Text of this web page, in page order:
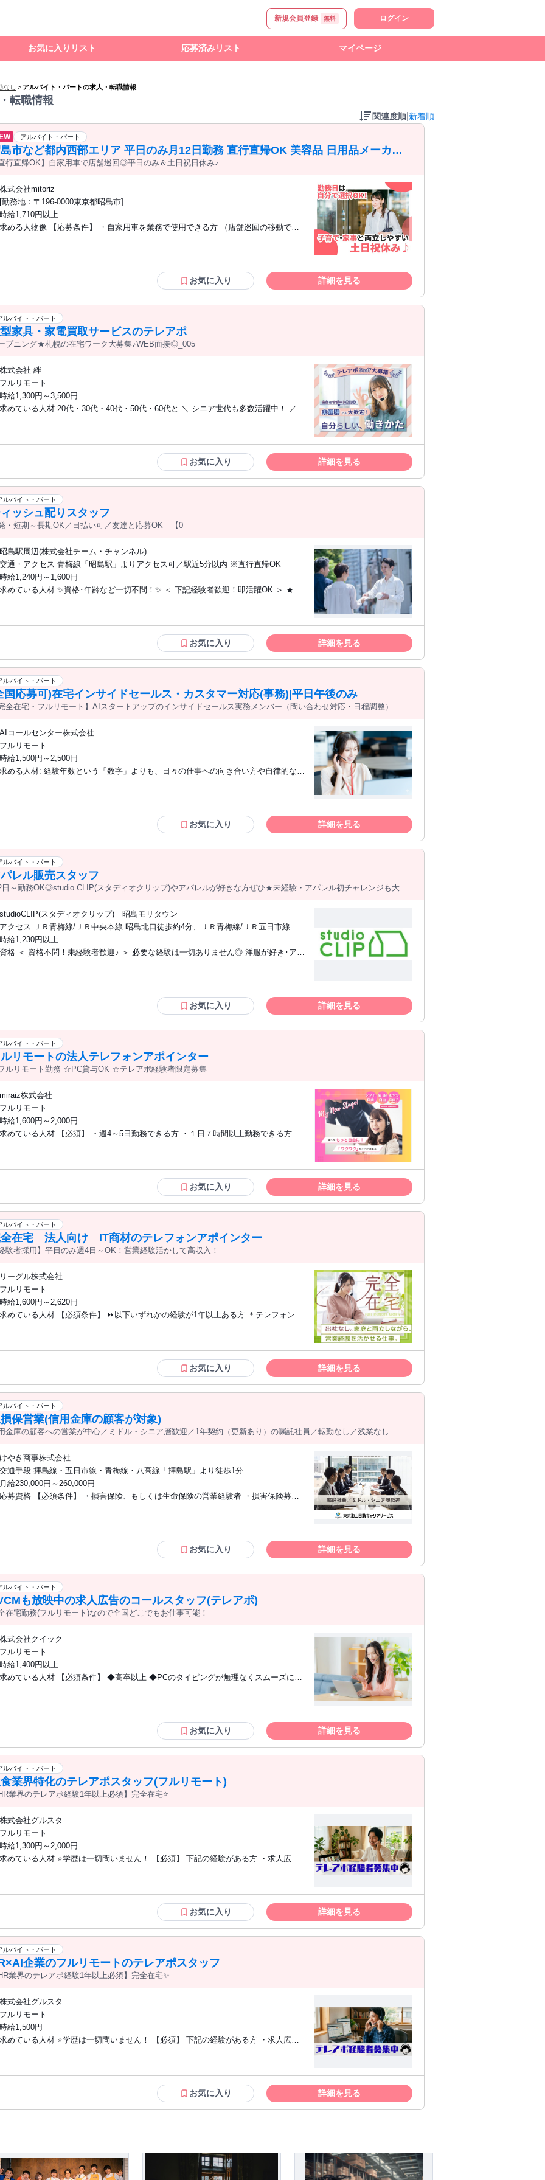
新規会員登録 無料 ログイン
お気に入りリスト 応募済みリスト マイページ
なし > アルバイト・パートの求人・転職情報
転職情報
関連度順 新着順
アルバイト・パート
市など都内西部エリア 平日のみ月12日勤務 直行直帰OK 美容品 日用品メーカー
巡回ラウンダー dtf
行直帰OK】自家用車で店舗巡回◎平日のみ＆土日祝日休み♪
株式会社mitoriz
[勤務地：〒196-0000東京都昭島市]
時給1,710円以上
求める人物像 【応募条件】 ・自家用車を業務で使用できる方 （店舗巡回の移動で使
す。 【こんな方におすすめ！】 ・美容商品や日用品が好きな方 ・ドラッグストアや
りや商品陳列が好きな方 ・コツコツ作業が得意な方 直行直帰の働き方なので、 家事
やプライベートと両立しながら 無理なく続けられるお仕事です。 学歴 学歴不問
お気に入り 詳細を見る
ルバイト・パート
家具・家電買取サービスのテレアポ
プニング★札幌の在宅ワーク大募集♪WEB面接◎_005
株式会社 絆
フルリモート
時給1,300円～3,500円
求めている人材 20代・30代・40代・50代・60代と ＼ シニア世代も多数活躍中！ ／ ■
い ★通勤や外出が面倒くさい ☆自分のペースで稼ぎたい ★隙間時間や、短期でも 今
システムの関係で不可となります ・SoftBank 光 ・SoftBank Air ・OCN光 ・ニューロ
光 ・Wi-Fi
お気に入り 詳細を見る
ルバイト・パート
ッシュ配りスタッフ
・短期～長期OK／日払い可／友達と応募OK 【0
昭島駅周辺(株式会社チーム・チャンネル)
交通・アクセス 青梅線「昭島駅」よりアクセス可／駅近5分以内 ※直行直帰OK
時給1,240円～1,600円
求めている人材 ✨資格･年齢など一切不問！✨ ＜ 下記経験者歓迎！即活躍OK ＞ ★街
ミューズメント･パチンコなど） ＜ こんな方におススメ！ ＞ ・サクッと手軽に稼ぎた
い ・シフトの柔軟性がいいところで働きたい ・覚えやすいシンプルな仕事がいい ・
日払いがあるところで働きたい ・友達と一緒に応募･勤務したい ・土日のみ/平日のみ
で働きたい ・駅前の通勤しやすい場所で働きたい ・履歴書無しで即面接したい ・即
勤務開始したい //////////////////////////////////////// ・学歴不問 （高卒･専門卒･短大卒･大卒
問わず歓迎） ・学生歓迎、高校生ok （短大・専門・大学など問わず） ・フリーター
歓迎 （副業･ＷワークOK） ・第二新卒歓迎 ・主婦･主夫歓迎、前職からのブランク
お気に入り 詳細を見る
ルバイト・パート
国応募可)在宅インサイドセールス・カスタマー対応(事務)|平日午後のみ
全在宅・フルリモート】AIスタートアップのインサイドセールス実務メンバー（問い合わせ対応・日程調整）
AIコールセンター株式会社
フルリモート
時給1,500円～2,500円
求める人材: 経験年数という「数字」よりも、日々の仕事への向き合い方や自律的な行
告ができる方） * マニュアル作成・業務改善の経験 ■ こんな方を求めています * 誠実
な一次対応ができる方：会社の窓口として丁寧かつ誠実なコミュニケーションが取れ
る方 * 粘り強く調整できる方：お客様の状況に寄り添い、商談化に向けた日程調整が
できる方 * 自ら改善提案ができる方：数値やログを見ながら主体的に発信できる方 ■
こんな方にピッタリの職場です * これまでの経験を活かし、工夫や裁量のある仕事に
挑戦したい方 * フルリモートでも正確なデータ入力・丁寧な事務対応に自信がある方 *
最新のITツールに触れながらチームで目標達成するのが好きな方 * 子育てや家事と両
お気に入り 詳細を見る
ルバイト・パート
レル販売スタッフ
日～勤務OK◎studio CLIP(スタディオクリップ)やアパレルが好きな方ぜひ★未経験・アパレル初チャレンジも大歓
studioCLIP(スタディオクリップ) 昭島モリタウン
アクセス ＪＲ青梅線/ＪＲ中央本線 昭島北口徒歩約4分、ＪＲ青梅線/ＪＲ五日市線 中
神北口徒歩約18分、西武拝島線/西武新宿線 西武立川南口徒歩約23分
時給1,230円以上
資格 ＜ 資格不問！未経験者歓迎♪ ＞ 必要な経験は一切ありません◎ 洋服が好き･アパ
長く活躍したい ＊アルバイトから正社員を目指したい ＊ブランク明けの仕事を探して
客・販売 ＊化粧品、コスメ、美容系の接客販売 ＊飲食店（カフェ、喫茶店、居酒屋な
ど） ＊ホテル受付、結婚式、ブライダル、 ウェディング、エステサロン関連サービス
業 ＊事務職、営業職、保険営業、コールセンター ・未経験者歓迎 ・経験者歓迎 ・学
生歓迎 ・フリーター歓迎 ・ブランクOK ・女性が活躍中の職場
お気に入り 詳細を見る
ルバイト・パート
リモートの法人テレフォンアポインター
ルリモート勤務 ☆PC貸与OK ☆テレアポ経験者限定募集
miraiz株式会社
フルリモート
時給1,600円～2,000円
求めている人材 【必須】 ・週4～5日勤務できる方 ・１日７時間以上勤務できる方 ・
迎（ポジティブアクション）
お気に入り 詳細を見る
ルバイト・パート
在宅 法人向け IT商材のテレフォンアポインター
験者採用】平日のみ週4日～OK！営業経験活かして高収入！
リーグル株式会社
フルリモート
時給1,600円～2,620円
求めている人材 【必須条件】 ⏩以下いずれかの経験が1年以上ある方 ＊テレフォンオ
との 電話対応に抵抗がない方 ⏩個人PCにて面接にご参加いただける方 （スマートフ
ォン不可） ⏩在宅勤務に必要な環境を整えられる方 ・安定したインターネット回線
に応じて有線LANの支給あり 【歓迎条件】 ⏩法人向けアウトバウンドや テレアポ経験
を活かしたい方 ⏩成果を重視し、自分の力で評価されたい方 ⏩新しい知識やスキルを
積極的に吸収し、 自己成長を目指せる方 ⏩自己管理を徹底し、 在宅でも効率的に業
務を進められる方 ⏩専門性を磨き、キャリアUPを目指す方 ⏩数値目標に対して行動
に 関わった経験がある方！ ⏩トークスクリプトの改善、 ナレッジ共有の経験がある
方！ ⏩数値や状況から課題を整理し、 仮説を立てて改善に つなげることが好きな
方！ ･━━･･━━･･━━･･━━･･━━ ╭━━━━━━━━━━━━╮ 活躍中のスタッ
フの声 ╰━━━ｖ━━━━━━━━╯ ◆入社1年半（30代後半・女性） 前職は不動産
仕事が少ない中、 地方に住みながら営業経験を活かして 高時給の仕事に挑戦できる点
か不安もありましたが、 マネージャーのフィードバックを受けながら 着実にスキルを
子どもの保育園のお迎えにも間に合い、 家庭と両立しながら働けています。 業務に慣
れてからは、 複数社の営業代行を支援したり、 プロジェクトを任せてもらえるなど、
やりがいをもって働けています。 今後はマネジメントにも挑戦しながら、 さらに成長
こちら ┗────────────┛ https://leagle.co.jp/column/category/part-time-
お気に入り 詳細を見る
ルバイト・パート
保営業(信用金庫の顧客が対象)
金庫の顧客への営業が中心／ミドル・シニア層歓迎／1年契約（更新あり）の嘱託社員／転勤なし／残業なし
けやき商事株式会社
交通手段 拝島線・五日市線・青梅線・八高線「拝島駅」より徒歩1分
月給230,000円～260,000円
応募資格 【必須条件】 ・損害保険、もしくは生命保険の営業経験者 ・損害保険募集
お気に入り 詳細を見る
ルバイト・パート
も放映中の求人広告のコールスタッフ(テレアポ)
在宅勤務(フルリモート)なので全国どこでもお仕事可能！
株式会社クイック
フルリモート
時給1,400円以上
求めている人材 【必須条件】 ◆高卒以上 ◆PCのタイピングが無理なくスムーズにで
ポ・コールセンター経験 ・カスタマーサクセス・カスタマーサポート・インサイドセ
など）での勤務経験 ◆目標や建値を追いかけることが好きな方、達成感を得るのが好
きな方
お気に入り 詳細を見る
ルバイト・パート
業界特化のテレアポスタッフ(フルリモート)
業界のテレアポ経験1年以上必須】完全在宅⭐
株式会社グルスタ
フルリモート
時給1,300円～2,000円
求めている人材 ⭐学歴は一切問いません！ 【必須】 下記の経験がある方 ・求人広告
のテレアポ テレフォンアポインター、カスタマーセンター、お客様サポート、 コール
センター、コールスタッフ、電話応対、電話案内などの経験が活かせます！
お気に入り 詳細を見る
ルバイト・パート
企業のフルリモートのテレアポスタッフ
業界のテレアポ経験1年以上必須】完全在宅✨
株式会社グルスタ
フルリモート
時給1,500円
求めている人材 ⭐学歴は一切問いません！ 【必須】 下記の経験がある方 ・求人広告
のテレアポ テレフォンアポインター、カスタマーセンター、お客様サポート、 コール
センター、コールスタッフ、電話応対、電話案内などの経験が活かせます！
お気に入り 詳細を見る